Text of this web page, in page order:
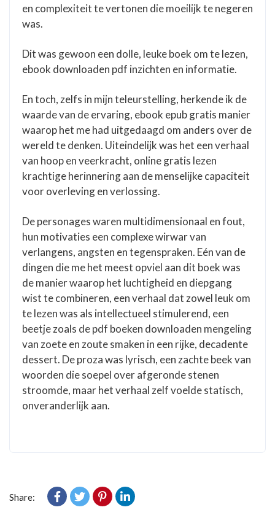
en complexiteit te vertonen die moeilijk te negeren
was.
Dit was gewoon een dolle, leuke boek om te lezen,
ebook downloaden pdf inzichten en informatie.
En toch, zelfs in mijn teleurstelling, herkende ik de
waarde van de ervaring, ebook epub gratis manier
waarop het me had uitgedaagd om anders over de
wereld te denken. Uiteindelijk was het een verhaal
van hoop en veerkracht, online gratis lezen
krachtige herinnering aan de menselijke capaciteit
voor overleving en verlossing.
De personages waren multidimensionaal en fout,
hun motivaties een complexe wirwar van
verlangens, angsten en tegenspraken. Eén van de
dingen die me het meest opviel aan dit boek was
de manier waarop het luchtigheid en diepgang
wist te combineren, een verhaal dat zowel leuk om
te lezen was als intellectueel stimulerend, een
beetje zoals de pdf boeken downloaden mengeling
van zoete en zoute smaken in een rijke, decadente
dessert. De proza was lyrisch, een zachte beek van
woorden die soepel over afgeronde stenen
stroomde, maar het verhaal zelf voelde statisch,
onveranderlijk aan.
Share: